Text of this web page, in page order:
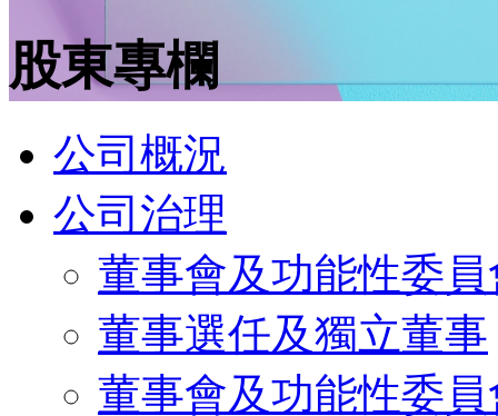
股東專欄
公司概況
公司治理
董事會及功能性委員
董事選任及獨立董事
董事會及功能性委